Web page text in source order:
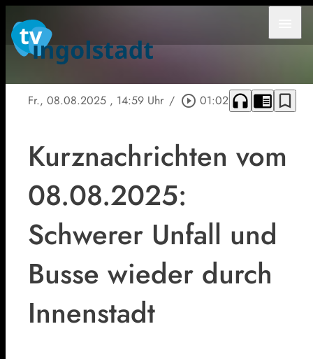
Fr., 08.08.2025 , 14:59 Uhr / play_circle_outline 01:02 headphones chrome_reader_mode bookmark_border
Kurznachrichten vom
08.08.2025:
Schwerer Unfall und
Busse wieder durch
Innenstadt